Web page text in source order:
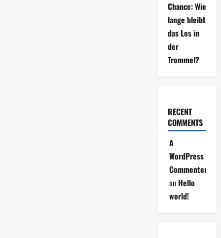
Chance: Wie
lange bleibt
das Los in
der
Trommel?
RECENT
COMMENTS
A
WordPress
Commenter
on Hello
world!